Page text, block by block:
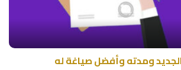
ومدته وأفضل صياغة له